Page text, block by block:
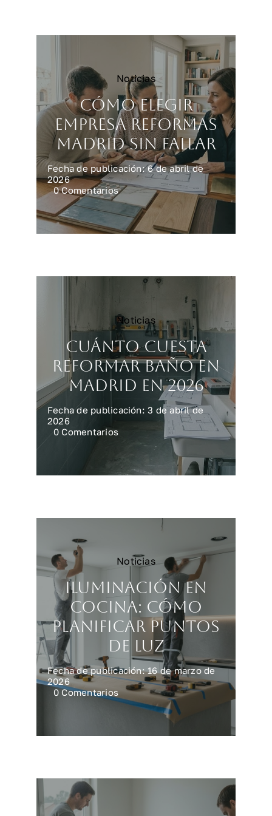
casa
Noticias
Cómo elegir
empresa reformas
Madrid sin fallar
Fecha de publicación: 6 de abril de
2026
0 Comentarioson
Cómo
elegir
empresa
reformas
Noticias
Cuánto cuesta
reformar baño en
Madrid en 2026
Fecha de publicación: 3 de abril de
2026
0 Comentarios
Cuánto
reformar
baño
2026
Noticias
Iluminación en
cocina: cómo
planificar puntos
de luz
Fecha de publicación: 16 de marzo de
2026
0 Comentarioson
Iluminación
cómo
luz